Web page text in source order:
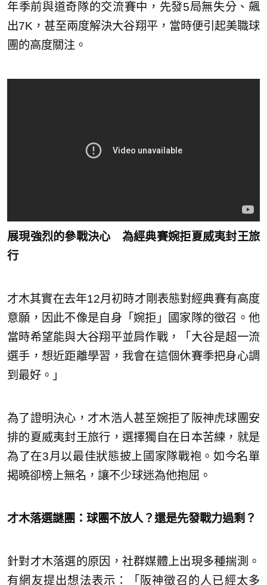
年季前與道奇隊的交流賽中，先發5局無失分、飆
出7K，甚至兩度解決大谷翔平，當時便引起美職球
團的高度關注。
展現強烈的參戰決心 為經典賽婉拒夏威夷封王旅
行
才木其實在去年12月初時才剛表態對經典賽有高度
意願，因此不像是自身「婉拒」國家隊的徵召。他
當時希望能與大谷翔平並肩作戰，「大谷是超一流
選手，想近距離學習，我會在這個休賽季把身心調
到最好。」
為了證明決心，才木浩人甚至婉拒了阪神虎球團安
排的夏威夷封王旅行，選擇獨自在日本苦練，就是
為了在3月以最佳狀態披上國家隊戰袍。如今名單
揭曉卻榜上無名，讓不少球迷為他抱屈。
才木落選謎團：球團不放人？還是先發戰力過剩？
針對才木落選的原因，社群媒體上出現多種揣測。
有網友提出想法表示：「阪神徵召的人已經太多